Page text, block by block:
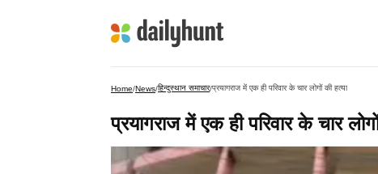
Home/News/हिन्दुस्थान समाचार/प्रयागराज में एक ही परिवार के चार लोगों की हत्या
प्रयागराज में एक ही परिवार के चार